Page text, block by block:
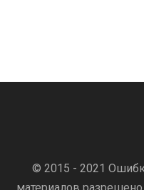
© 2015 - 2021